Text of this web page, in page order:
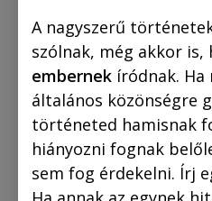
A nagyszerű
szólnak, még akkor is,
embernek íródnak. Ha
általános közönségre
történeted hamisnak
hiányozni fognak
sem fog érdekelni. Írj